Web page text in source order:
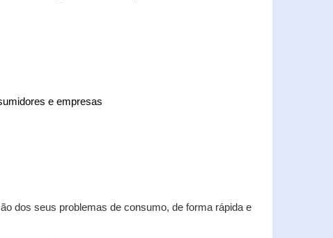
e empresas
dos seus problemas de consumo, de forma rápida e